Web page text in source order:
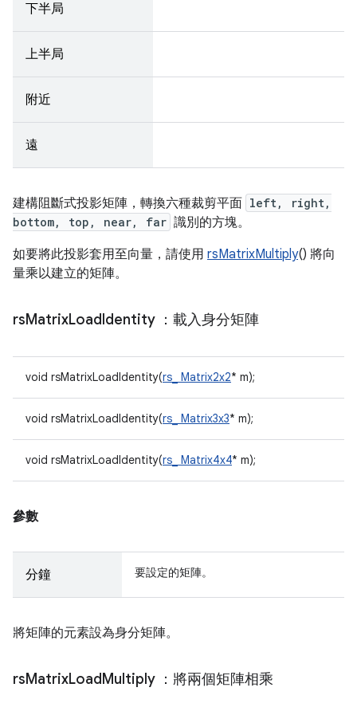
下半局
上半局
附近
遠
建構阻斷式投影矩陣，轉換六種裁剪平面 left, right,
bottom, top, near, far 識別的方塊。
如要將此投影套用至向量，請使用 rsMatrixMultiply() 將向
量乘以建立的矩陣。
rsMatrixLoad Identity ：載入身分矩陣
void rsMatrixLoadIdentity(rs_ Matrix2x2* m);
void rsMatrixLoadIdentity(rs_ Matrix3x3* m);
void rsMatrixLoadIdentity(rs_ Matrix4x4* m);
參數
分鐘 要設定的矩陣。
將矩陣的元素設為身分矩陣。
rsMatrixLoad Multiply ：將兩個矩陣相乘